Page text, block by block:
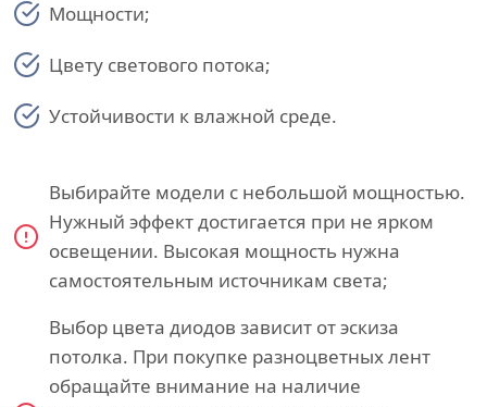
Мощности;
Цвету светового потока;
Устойчивости к влажной среде.
Выбирайте модели с небольшой мощностью.
Нужный эффект достигается при не ярком
освещении. Высокая мощность нужна
самостоятельным источникам света;
Выбор цвета диодов зависит от эскиза
потолка. При покупке разноцветных лент
обращайте внимание на наличие